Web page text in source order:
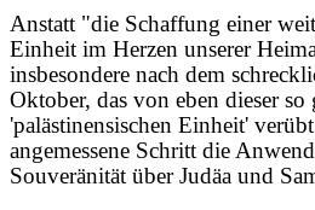
Anstatt "die Schaffung einer
Einheit im Herzen unserer
insbesondere nach dem
Oktober, das von eben dieser so
'palästinensischen Einheit'
angemessene Schritt die
Souveränität über Judäa und